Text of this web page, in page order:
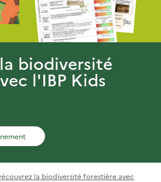
biodiversité
l'IBP Kids
la biodiversité forestière avec